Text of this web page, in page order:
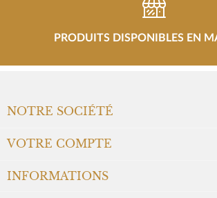
PRODUITS DISPONIBLES EN
NOTRE SOCIÉTÉ
VOTRE COMPTE
INFORMATIONS